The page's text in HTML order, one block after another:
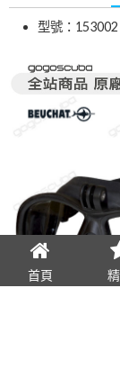
首頁
型號：153002